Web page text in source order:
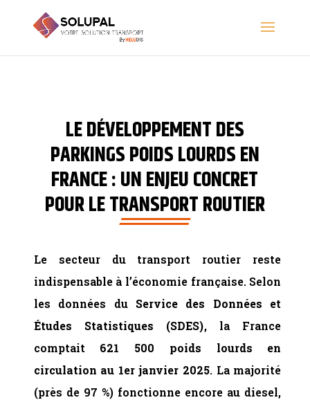
LE DÉVELOPPEMENT DES
PARKINGS POIDS LOURDS EN
FRANCE : UN ENJEU CONCRET
POUR LE TRANSPORT ROUTIER
Le secteur du transport routier reste
indispensable à l’économie française. Selon
les données du Service des Données et
Études Statistiques (SDES), la France
comptait 621 500 poids lourds en
circulation au 1er janvier 2025. La majorité
(près de 97 %) fonctionne encore au diesel,